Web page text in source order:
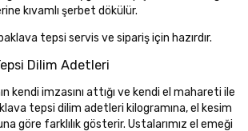
kıvamlı şerbet dökülür.
baklava tepsi servis ve sipariş için hazırdır.
Dilim Adetleri
kendi imzasını attığı ve kendi el mahareti ile
tepsi dilim adetleri kilogramına, el kesim
göre farklılık gösterir. Ustalarımız el emeği